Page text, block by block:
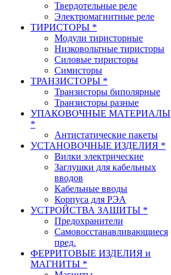
Твердотельные реле
Электромагнитные реле
ТИРИСТОРЫ *
Модули тиристорные
Низковольтные тиристоры
Силовые тиристоры
Симисторы
ТРАНЗИСТОРЫ *
Транзисторы биполярные
Транзисторы разные
УПАКОВОЧНЫЕ МАТЕРИАЛЫ
*
Антистатические пакеты
УСТАНОВОЧНЫЕ ИЗДЕЛИЯ *
Вилки электрические
Заглушки для кабельных
вводов
Кабельные вводы
Корпуса для РЭА
УСТРОЙСТВА ЗАЩИТЫ *
Предохранители
Самовосстанавливающиеся
пред.
ФЕРРИТОВЫЕ ИЗДЕЛИЯ и
МАГНИТЫ *